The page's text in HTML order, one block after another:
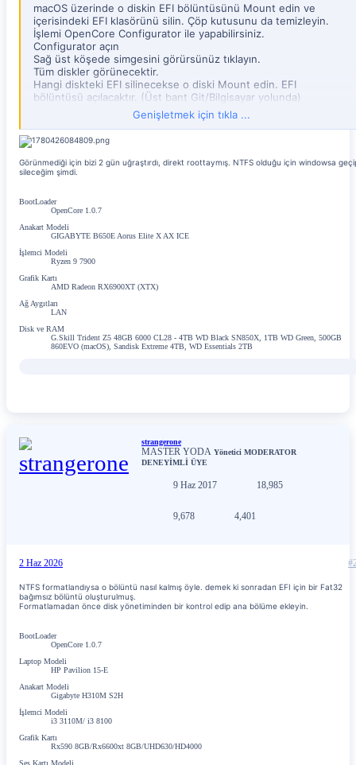
macOS üzerinde o diskin EFI bölüntüsünü Mount edin ve
içerisindeki EFI klasörünü silin. Çöp kutusunu da temizleyin.
İşlemi OpenCore Configurator ile yapabilirsiniz.
Configurator açın
Sağ üst köşede simgesini görürsünüz tıklayın.
Tüm diskler görünecektir.
Hangi diskteki EFI silinecekse o diski Mount edin. EFI
bölüntüsü açılacaktır. (Üst bant Git/Bilgisayar yolunda)
EFI bölüntüsünü tıklayıp açın içerisindeki EFI klasörünü silin.
DİKKAT. Yanlışlıkla Windows'un ya da kullandığınız diskin EFI
bölüntüsünü açıp silmeyin.
Bir başka yol: Boşsa formatlayın. Mac üzerinde disk izlencesi ile
yapılabilir Exfat ya da Fat32 olarak.
Genişletmek için tıkla ...
Görünmediği için bizi 2 gün uğraştırdı, direkt roottaymış. NTFS olduğu için windowsa
sileceğim şimdi.
BootLoader
OpenCore 1.0.7
Anakart Modeli
GIGABYTE B650E Aorus Elite X AX ICE
İşlemci Modeli
Ryzen 9 7900
Grafik Kartı
AMD Radeon RX6900XT (XTX)
Ağ Aygıtları
LAN
Disk ve RAM
G.Skill Trident Z5 48GB 6000 CL28 - 4TB WD Black SN850X, 1TB WD Green, 500GB
860EVO (macOS), Sandisk Extreme 4TB, WD Essentials 2TB
strangerone
MASTER YODA Yönetici MODERATOR
DENEYİMLİ ÜYE
9 Haz 2017 18,985
9,678 4,401
2 Haz 2026
NTFS formatlandıysa o bölüntü nasıl kalmış öyle. demek ki sonradan EFI için bir Fat32
bağımsız bölüntü oluşturulmuş.
Formatlamadan önce disk yönetiminden bir kontrol edip ana bölüme ekleyin.
BootLoader
OpenCore 1.0.7
Laptop Modeli
HP Pavilion 15-E
Anakart Modeli
Gigabyte H310M S2H
İşlemci Modeli
i3 3110M/ i3 8100
Grafik Kartı
Rx590 8GB/Rx6600xt 8GB/UHD630/HD4000
Ses Kartı Modeli